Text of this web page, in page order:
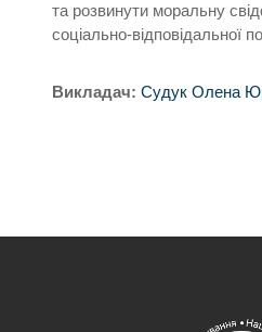
та розвинути моральну
соціально-відповідальної
Викладач:Судук Олена